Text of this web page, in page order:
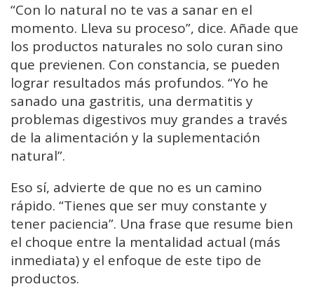
“Con lo natural no te vas a sanar en el
momento. Lleva su proceso”, dice. Añade que
los productos naturales no solo curan sino
que previenen. Con constancia, se pueden
lograr resultados más profundos. “Yo he
sanado una gastritis, una dermatitis y
problemas digestivos muy grandes a través
de la alimentación y la suplementación
natural”.
Eso sí, advierte de que no es un camino
rápido. “Tienes que ser muy constante y
tener paciencia”. Una frase que resume bien
el choque entre la mentalidad actual (más
inmediata) y el enfoque de este tipo de
productos.